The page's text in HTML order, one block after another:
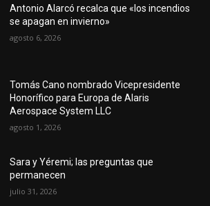
Antonio Alarcó recalca que «los incendios
se apagan en invierno»
agosto 6, 2026
Tomás Cano nombrado Vicepresidente
Honorífico para Europa de Alaris
Aerospace System LLC
agosto 1, 2026
Sara y Yéremi; las preguntas que
permanecen
julio 31, 2026